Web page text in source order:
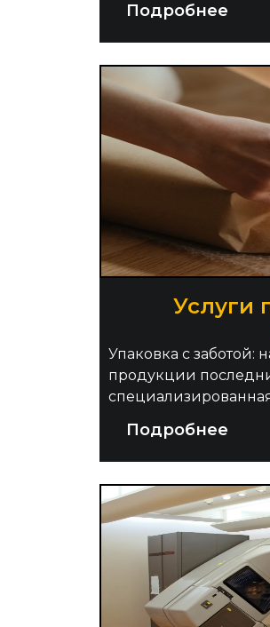
Подробнее
Услуги
Упаковка с заботой:
продукции
Подробнее